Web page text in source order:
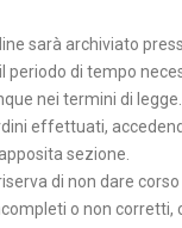
sarà archiviato
periodo di tempo
nei termini di
effettuati,
sezione.
di non dare
o non corretti,